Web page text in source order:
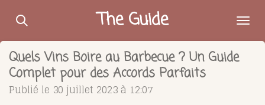
Passer
contenu
principal
The Guide
Quels Vins Boire au Barbecue ? Un Guide
Complet pour des Accords Parfaits
Publié le 30 juillet 2023 à 12:07